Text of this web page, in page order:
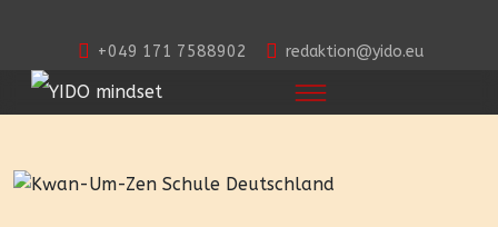
+049 171 7588902 redaktion@yido.eu